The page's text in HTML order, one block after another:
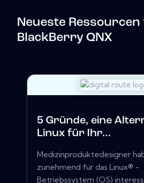
Neueste Ressourcen
BlackBerry QNX
5 Gründe, eine
Linux für Ihr...
Medizinproduktedesigner
zunehmend für das Linux® -
Betriebssystem (OS)